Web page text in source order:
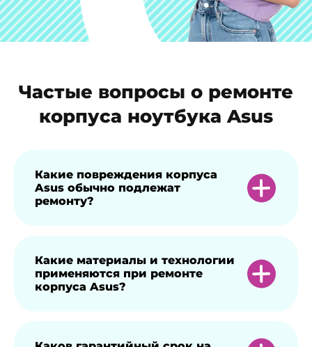
Частые вопросы о ремонте
корпуса ноутбука Asus
Какие повреждения корпуса
Asus обычно подлежат
ремонту?
Ремонт проводится при наличии
трещин, вмятин или деформации,
способных негативно сказаться на
Какие материалы и технологии
применяются при ремонте
корпуса Asus?
Используются оригинальные запчасти и